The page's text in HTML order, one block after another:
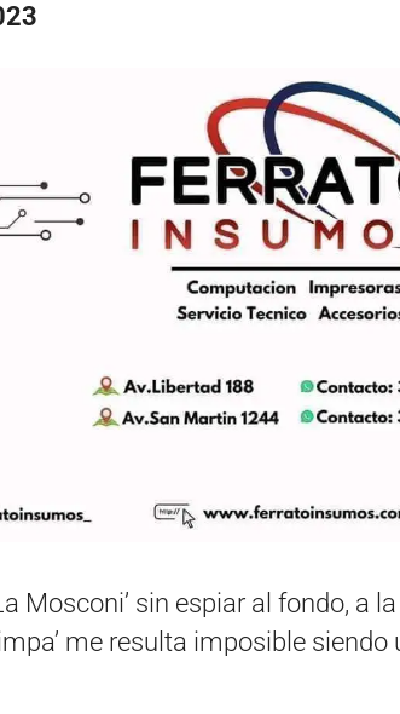
Mosconi’ sin espiar al fondo, a
me resulta imposible